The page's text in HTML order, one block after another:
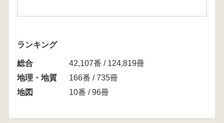
ランキング
総合
42,107番 / 124,819冊
地理・地質
166番 / 735冊
地図
10番 / 96冊